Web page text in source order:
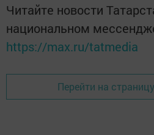
Читайте новости
национальном
https://max.ru/tatmedia
Перейти на